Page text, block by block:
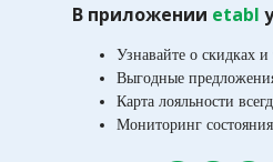
В приложении etabl
Узнавайте о скидках
Выгодные
Карта лояльности
Мониторинг состояния